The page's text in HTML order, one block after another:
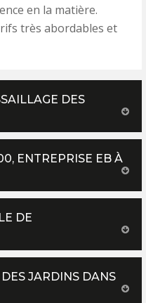
en la matière.
très abordables et
DES
ENTREPRISE EB À
DE
JARDINS DANS